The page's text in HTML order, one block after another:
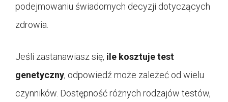
podejmowaniu świadomych decyzji dotyczących
zdrowia.
Jeśli zastanawiasz się, ile kosztuje test
genetyczny, odpowiedź może zależeć od wielu
czynników. Dostępność różnych rodzajów testów,